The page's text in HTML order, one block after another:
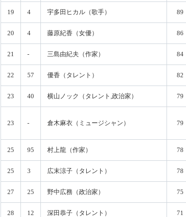
19 4 宇多田ヒカル（歌手） 89
20 4 藤原紀香（女優） 86
21 - 三島由紀夫（作家） 84
22 57 優香（タレント） 82
23 40 横山ノック（タレント,政治家） 79
23 - 倉木麻衣（ミュージシャン） 79
25 95 村上龍（作家） 78
25 3 広末涼子（タレント） 78
27 25 野中広務（政治家） 75
28 12 深田恭子（タレント） 71